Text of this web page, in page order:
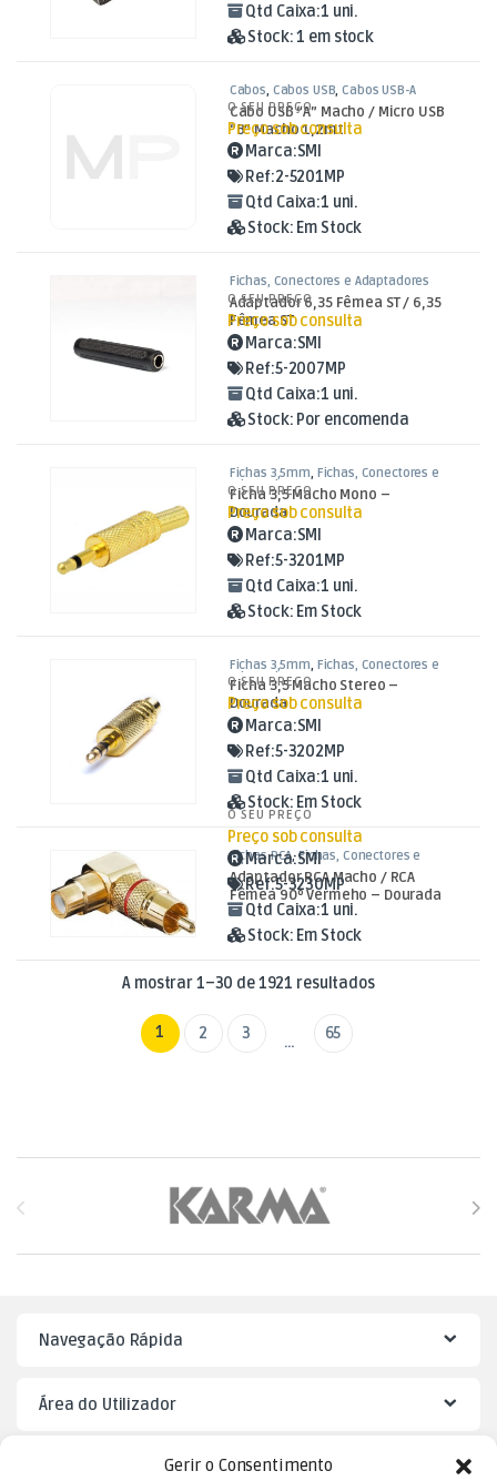
Gerir o Consentimento
Qtd Caixa:1 uni.
Stock: 1 em stock
Cabos, Cabos USB,Cabos USB-A
Cabo USB “A” Macho / Micro USB
“B” Macho 1,2mt
O SEU PREÇO
Preço sob consulta
Marca:SMI
Ref:2-5201MP
Qtd Caixa:1 uni.
Stock: Em Stock
Fichas, Conectores e Adaptadores
Adaptador 6,35 Fêmea ST / 6,35
Fêmea ST
O SEU PREÇO
Preço sob consulta
Marca:SMI
Ref:5-2007MP
Qtd Caixa:1 uni.
Stock: Por encomenda
Fichas 3,5mm, Fichas, Conectores e
Adaptadores
Ficha 3,5 Macho Mono –
Dourada
O SEU PREÇO
Preço sob consulta
Marca:SMI
Ref:5-3201MP
Qtd Caixa:1 uni.
Stock: Em Stock
Fichas 3,5mm, Fichas, Conectores e
Adaptadores
Ficha 3,5 Macho Stereo –
Dourada
O SEU PREÇO
Preço sob consulta
Marca:SMI
Ref:5-3202MP
Qtd Caixa:1 uni.
Stock: Em Stock
Fichas RCA,Fichas, Conectores e
Adaptadores
Adaptador RCA Macho / RCA
Fêmea 90º Vermeho – Dourada
O SEU PREÇO
Preço sob consulta
Marca:SMI
Ref:5-3230MP
Qtd Caixa:1 uni.
Stock: Em Stock
A mostrar 1–30 de 1921 resultadosOrdenado por
1 2 3 … 65
Navegação Rápida
Área do Utilizador